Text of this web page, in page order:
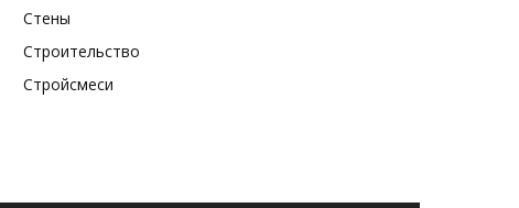
Стены
Строительство
Стройсмеси